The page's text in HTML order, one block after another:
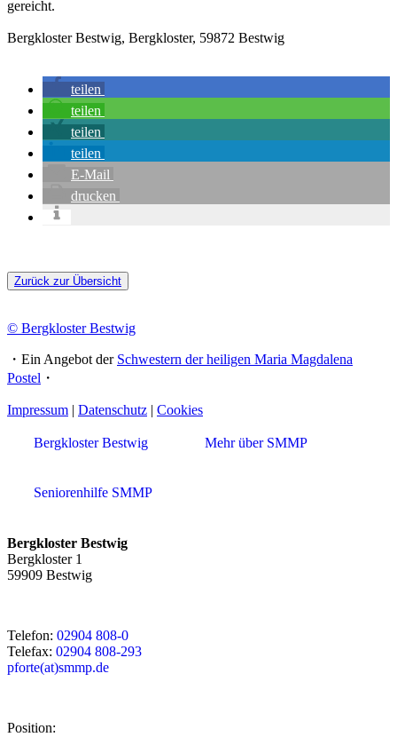
gereicht.
Bergkloster Bestwig, Bergkloster, 59872 Bestwig
teilen
teilen
teilen
teilen
E-Mail
drucken
Zurück zur Übersicht
© Bergkloster Bestwig
・Ein Angebot der Schwestern der heiligen Maria Magdalena
Postel ・
Impressum | Datenschutz | Cookies
Bergkloster Bestwig Mehr über SMMP
Seniorenhilfe SMMP
Bergkloster Bestwig
Bergkloster 1
59909 Bestwig
Telefon: 02904 808-0
Telefax: 02904 808-293
pforte(at)smmp.de
Position: